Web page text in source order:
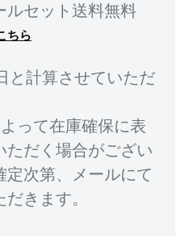
ルセット送料無料
ちら
と計算させていただ
って在庫確保に表
ただく場合がござい
定次第、メールにて
きます。